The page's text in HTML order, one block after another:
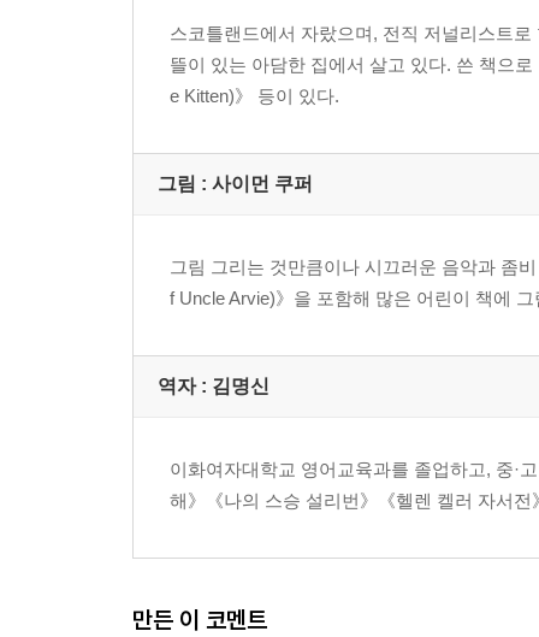
스코틀랜드에서 자랐으며, 전직 저널리스트
뜰이 있는 아담한 집에서 살고 있다. 쓴 책으
e Kitten)》 등이 있다.
그림 : 사이먼 쿠퍼
그림 그리는 것만큼이나 시끄러운 음악과 좀
f Uncle Arvie)》을 포함해 많은 어린이 책에
역자 : 김명신
이화여자대학교 영어교육과를 졸업하고, 중·
해》《나의 스승 설리번》《헬렌 켈러 자서
만든 이 코멘트